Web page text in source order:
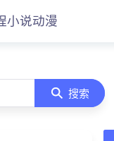
小说动漫
搜索